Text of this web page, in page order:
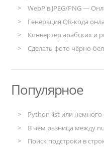
WebP в JPEG/PNG —
Генерация QR-кода
Конвертер арабских и
Сделать фото чёрно-
Популярное
Python list или немного
В чём разница между
Поиск подстроки в